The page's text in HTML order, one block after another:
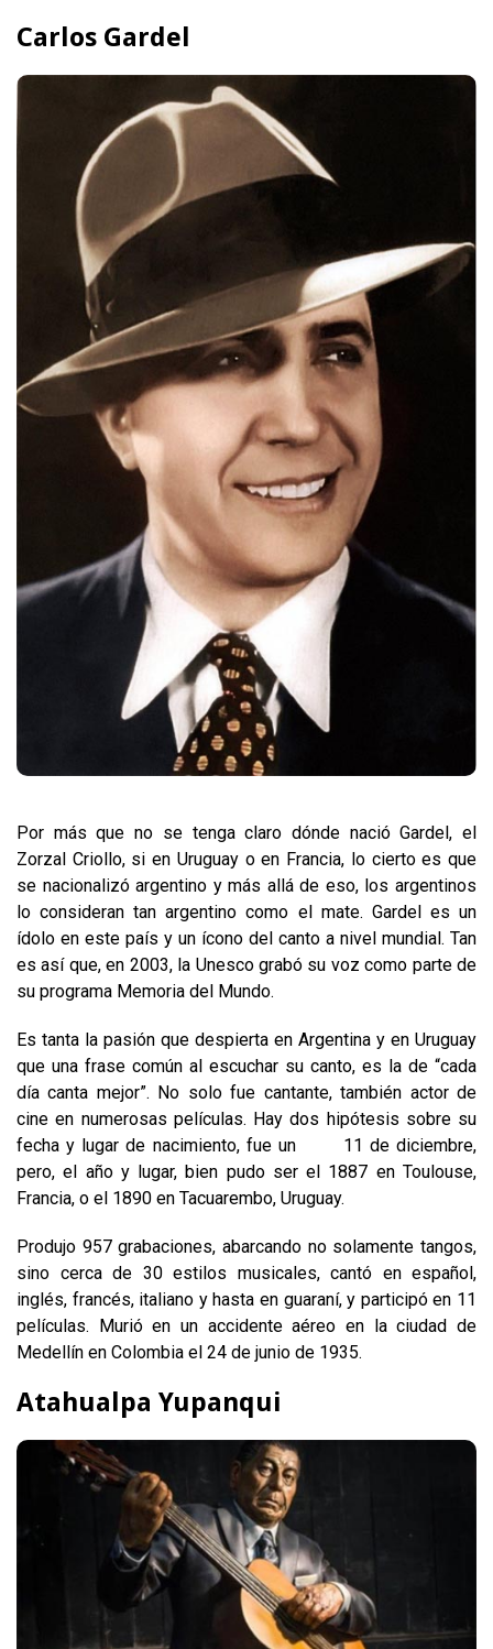
Carlos Gardel
Por más que no se tenga claro dónde nació Gardel, el
Zorzal Criollo, si en Uruguay o en Francia, lo cierto es que
se nacionalizó argentino y más allá de eso, los argentinos
lo consideran tan argentino como el mate. Gardel es un
ídolo en este país y un ícono del canto a nivel mundial. Tan
es así que, en 2003, la Unesco grabó su voz como parte de
su programa Memoria del Mundo.
Es tanta la pasión que despierta en Argentina y en Uruguay
que una frase común al escuchar su canto, es la de “cada
día canta mejor”. No solo fue cantante, también actor de
cine en numerosas películas. Hay dos hipótesis sobre su
fecha y lugar de nacimiento, fue un 11 de diciembre,
pero, el año y lugar, bien pudo ser el 1887 en Toulouse,
Francia, o el 1890 en Tacuarembo, Uruguay.
Produjo 957 grabaciones, abarcando no solamente tangos,
sino cerca de 30 estilos musicales, cantó en español,
inglés, francés, italiano y hasta en guaraní, y participó en 11
películas. Murió en un accidente aéreo en la ciudad de
Medellín en Colombia el 24 de junio de 1935.
Atahualpa Yupanqui